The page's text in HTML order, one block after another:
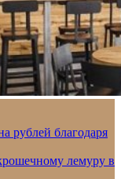
рублей благодаря
лемуру в